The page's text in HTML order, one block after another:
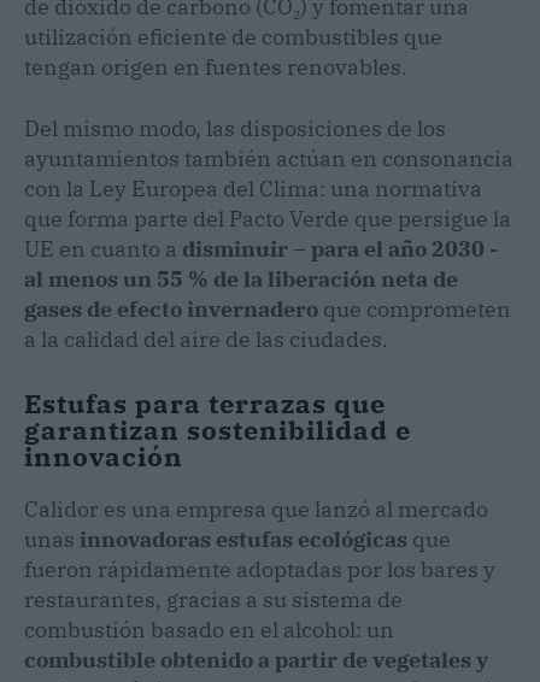
de dióxido de carbono (CO₂) y fomentar una
utilización eficiente de combustibles que
tengan origen en fuentes renovables.
Del mismo modo, las disposiciones de los
ayuntamientos también actúan en consonancia
con la Ley Europea del Clima: una normativa
que forma parte del Pacto Verde que persigue la
UE en cuanto a disminuir – para el año 2030 -
al menos un 55 % de la liberación neta de
gases de efecto invernadero que comprometen
a la calidad del aire de las ciudades.
Estufas para terrazas que
garantizan sostenibilidad e
innovación
Calidor es una empresa que lanzó al mercado
unas innovadoras estufas ecológicas que
fueron rápidamente adoptadas por los bares y
restaurantes, gracias a su sistema de
combustión basado en el alcohol: un
combustible obtenido a partir de vegetales y